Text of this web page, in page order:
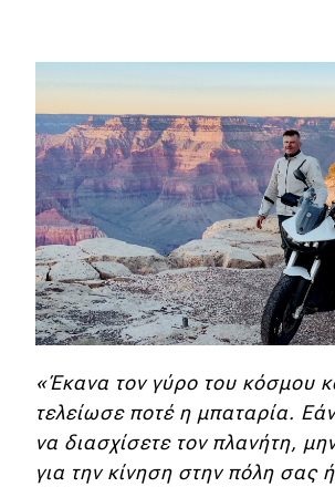
«Έκανα τον γύρο του κόσμου
τελείωσε ποτέ η μπαταρία.
να διασχίσετε τον πλανήτη,
για την κίνηση στην πόλη σας